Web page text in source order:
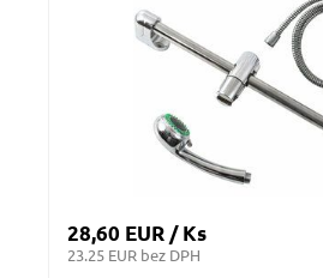
28,60 EUR / Ks
23.25 EUR bez DPH